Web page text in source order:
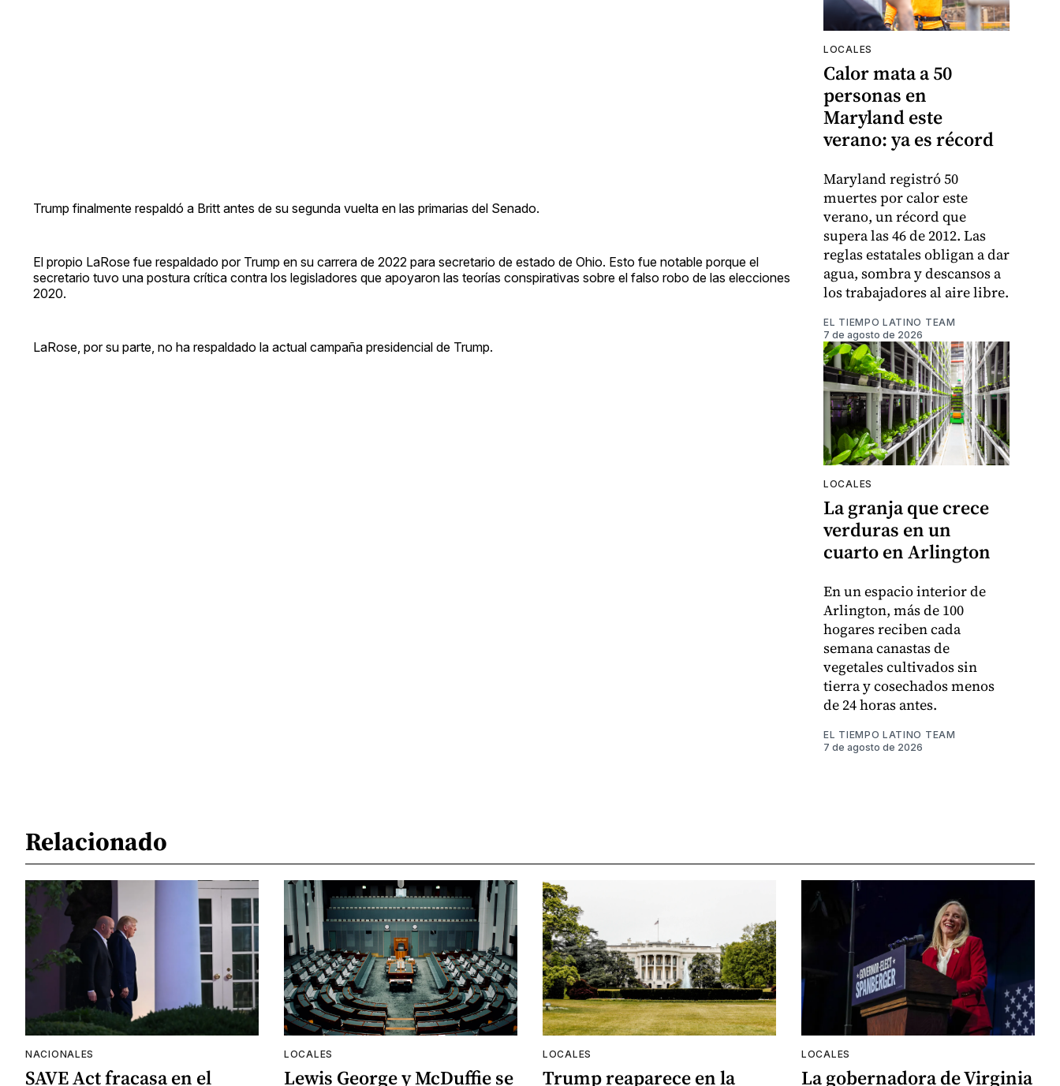
Trump finalmente respaldó a Britt antes de su segunda vuelta en las primarias del Senado.
El propio LaRose fue respaldado por Trump en su carrera de 2022 para secretario de estado de Ohio. Esto fue notable porque el
secretario tuvo una postura crítica contra los legisladores que apoyaron las teorías conspirativas sobre el falso robo de las elecciones
2020.
LaRose, por su parte, no ha respaldado la actual campaña presidencial de Trump.
LOCALES
Calor mata a 50
personas en
Maryland este
verano: ya es récord
Maryland registró 50
muertes por calor este
verano, un récord que
supera las 46 de 2012. Las
reglas estatales obligan a dar
agua, sombra y descansos a
los trabajadores al aire libre.
EL TIEMPO LATINO TEAM
7 de agosto de 2026
LOCALES
La granja que crece
verduras en un
cuarto en Arlington
En un espacio interior de
Arlington, más de 100
hogares reciben cada
semana canastas de
vegetales cultivados sin
tierra y cosechados menos
de 24 horas antes.
EL TIEMPO LATINO TEAM
7 de agosto de 2026
Relacionado
NACIONALES
SAVE Act fracasa en el
LOCALES
Lewis George y McDuffie se
LOCALES
Trump reaparece en la
LOCALES
La gobernadora de Virginia